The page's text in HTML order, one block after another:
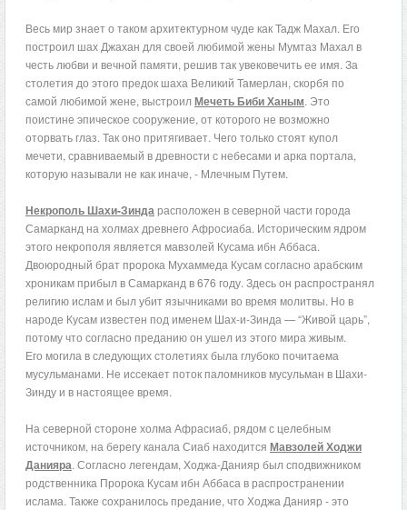
Весь мир знает о таком архитектурном чуде как Тадж Махал. Его
построил шах Джахан для своей любимой жены Мумтаз Махал в
честь любви и вечной памяти, решив так увековечить ее имя. За
столетия до этого предок шаха Великий Тамерлан, скорбя по
самой любимой жене, выстроил Мечеть Биби Ханым. Это
поистине эпическое сооружение, от которого не возможно
оторвать глаз. Так оно притягивает. Чего только стоят купол
мечети, сравниваемый в древности с небесами и арка портала,
которую называли не как иначе, - Млечным Путем.
Некрополь Шахи-Зиндарасположен в северной части города
Самарканд на холмах древнего Афросиаба. Историческим ядром
этого некрополя является мавзолей Кусама ибн Аббаса.
Двоюродный брат пророка Мухаммеда Кусам согласно арабским
хроникам прибыл в Самарканд в 676 году. Здесь он распространял
религию ислам и был убит язычниками во время молитвы. Но в
народе Кусам известен под именем Шах-и-Зинда — “Живой царь”,
потому что согласно преданию он ушел из этого мира живым.
Его могила в следующих столетиях была глубоко почитаема
мусульманами. Не иссекает поток паломников мусульман в Шахи-
Зинду и в настоящее время.
На северной стороне холма Афрасиаб, рядом с целебным
источником, на берегу канала Сиаб находится Мавзолей Ходжи
Данияра. Согласно легендам, Ходжа-Данияр был сподвижником
родственника Пророка Кусам ибн Аббаса в распространении
ислама. Также сохранилось предание, что Ходжа Данияр - это